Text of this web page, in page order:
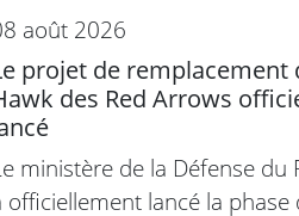
août 2026
projet de remplacement
des Red Arrows
ministère de la Défense du
officiellement lancé la phase